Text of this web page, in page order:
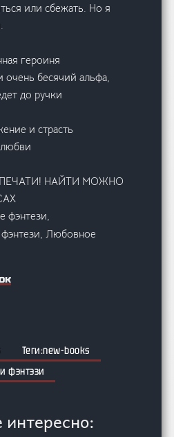
или сбежать. Но я
героиня
бесячий альфа,
до ручки
и страсть
НАЙТИ МОЖНО
фэнтези,
Любовное
new-books
фэнтэзи